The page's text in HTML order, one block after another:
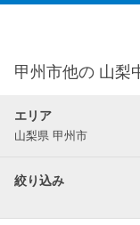
甲州市他の 山梨
エリア
山梨県 甲州市
絞り込み